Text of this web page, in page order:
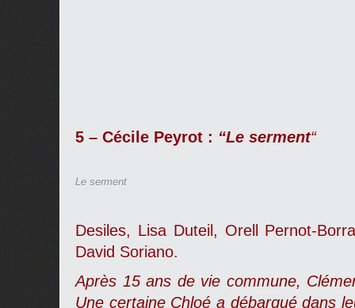
5 – Cécile Peyrot : “Le serment“
Le serment
Desiles, Lisa Duteil, Orell Pernot-
David Soriano.
Après 15 ans de vie commune,
Une certaine Chloé a débarqué dans